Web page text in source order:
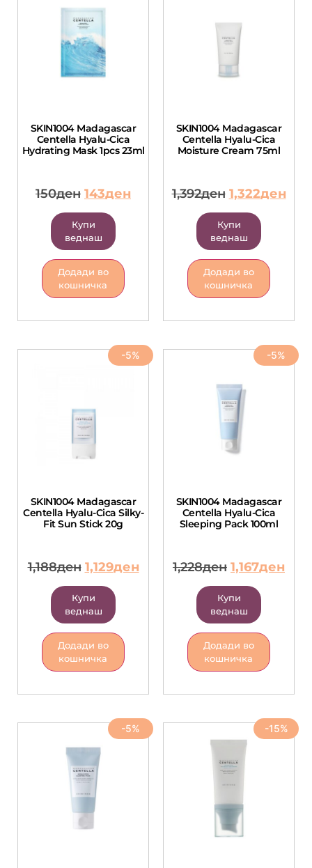
SKIN1004 Madagascar
Centella Hyalu-Cica
Hydrating Mask 1pcs 23ml
150ден 143ден
Купи
веднаш
Додади во
кошничка
SKIN1004 Madagascar
Centella Hyalu-Cica
Moisture Cream 75ml
1,392ден 1,322ден
Купи
веднаш
Додади во
кошничка
-5%
SKIN1004 Madagascar
Centella Hyalu-Cica Silky-
Fit Sun Stick 20g
1,188ден 1,129ден
Купи
веднаш
Додади во
кошничка
-5%
SKIN1004 Madagascar
Centella Hyalu-Cica
Sleeping Pack 100ml
1,228ден 1,167ден
Купи
веднаш
Додади во
кошничка
-5% -15%